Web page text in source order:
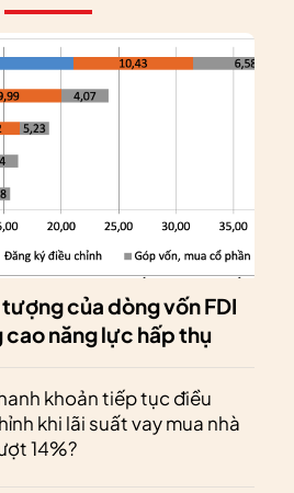
của dòng vốn FDI
cao năng lực hấp thụ
khoản tiếp tục điều
khi lãi suất vay mua nhà
14%?